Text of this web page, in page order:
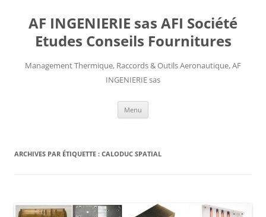
AF INGENIERIE sas AFI Société
Etudes Conseils Fournitures
Management Thermique, Raccords & Outils Aeronautique, AF
INGENIERIE sas
Menu
ARCHIVES PAR ÉTIQUETTE : CALODUC SPATIAL